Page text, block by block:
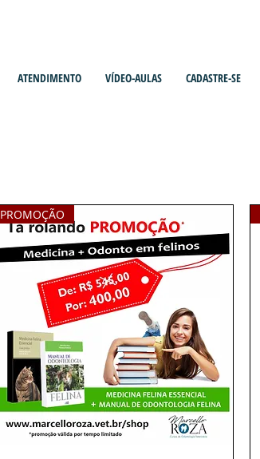
ATENDIMENTO VÍDEO-AULAS CADASTRE-SE
PROMOÇÃO